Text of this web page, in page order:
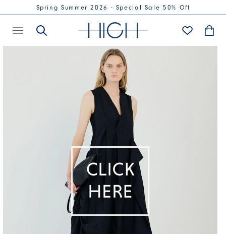
Spring Summer 2026 - Special Sale 50% Off